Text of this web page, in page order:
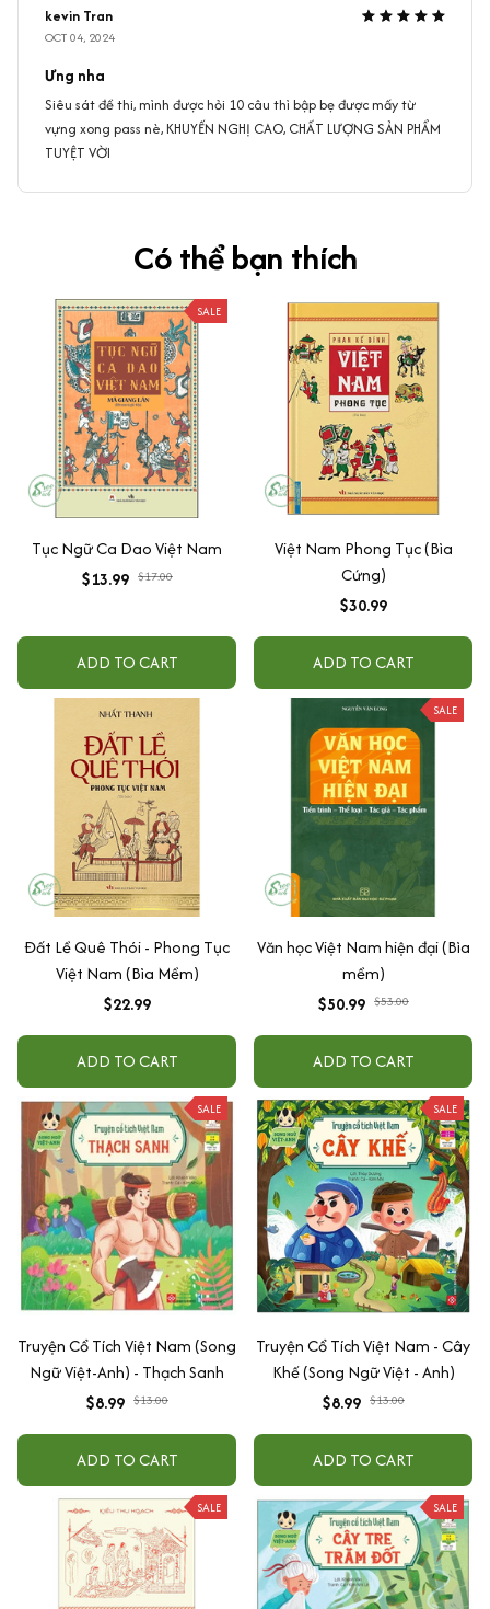
kevin Tran
OCT 04, 2024
Ưng nha
Siêu sát đề thi, mình được hỏi 10 câu thì bập bẹ được mấy từ
vựng xong pass nè, KHUYẾN NGHỊ CAO, CHẤT LƯỢNG SẢN PHẨM
TUYỆT VỜI
Có thể bạn thích
SALE
Tục Ngữ Ca Dao Việt Nam
$13.99 $17.00
ADD TO CART
Việt Nam Phong Tục (Bìa
Cứng)
$30.99
ADD TO CART
Đất Lề Quê Thói - Phong Tục
Việt Nam (Bìa Mềm)
$22.99
ADD TO CART
SALE
Văn học Việt Nam hiện đại (Bìa
mềm)
$50.99 $53.00
ADD TO CART
SALE
Truyện Cổ Tích Việt Nam (Song
Ngữ Việt-Anh) - Thạch Sanh
$8.99 $13.00
ADD TO CART
SALE
Truyện Cổ Tích Việt Nam - Cây
Khế (Song Ngữ Việt - Anh)
$8.99 $13.00
ADD TO CART
SALE SALE